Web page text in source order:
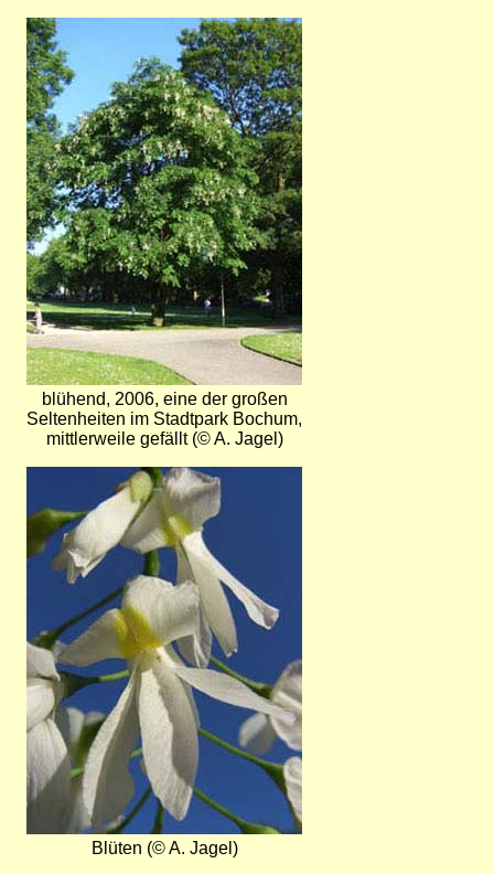
Bild
blühend, 2006, eine der großen
Seltenheiten im Stadtpark Bochum,
mittlerweile gefällt (© A. Jagel)
Blüten (© A. Jagel)